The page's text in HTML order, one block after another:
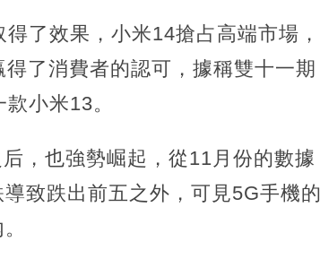
了效果，小米14搶占高端市場，
了消費者的認可，據稱雙十一期
小米13。
，也強勢崛起，從11月份的數據
致跌出前五之外，可見5G手機的